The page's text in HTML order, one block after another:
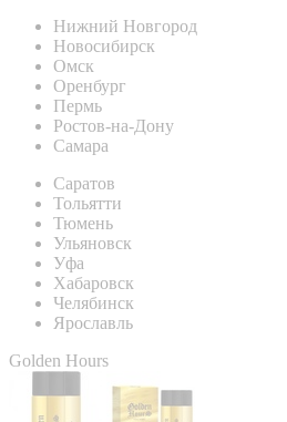
Нижний Новгород
Новосибирск
Омск
Оренбург
Пермь
Ростов-на-Дону
Самара
Саратов
Тольятти
Тюмень
Ульяновск
Уфа
Хабаровск
Челябинск
Ярославль
Golden Hours